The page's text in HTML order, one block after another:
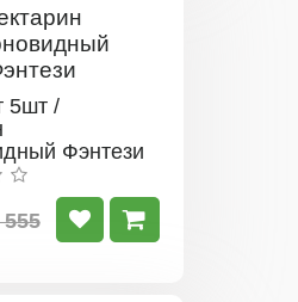
5шт /
Фэнтези
555